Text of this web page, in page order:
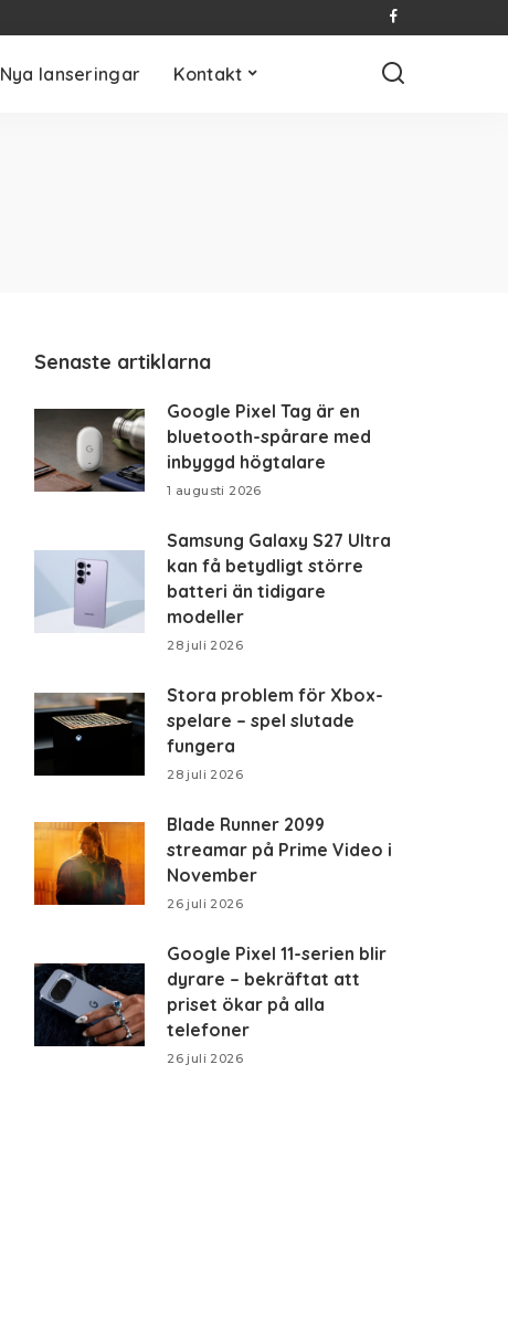
Nya lanseringar Kontakt
Senaste artiklarna
Google Pixel Tag är en
bluetooth-spårare med
inbyggd högtalare
1 augusti 2026
Samsung Galaxy S27 Ultra
kan få betydligt större
batteri än tidigare
modeller
28 juli 2026
Stora problem för Xbox-
spelare – spel slutade
fungera
28 juli 2026
Blade Runner 2099
streamar på Prime Video i
November
26 juli 2026
Google Pixel 11-serien blir
dyrare – bekräftat att
priset ökar på alla
telefoner
26 juli 2026